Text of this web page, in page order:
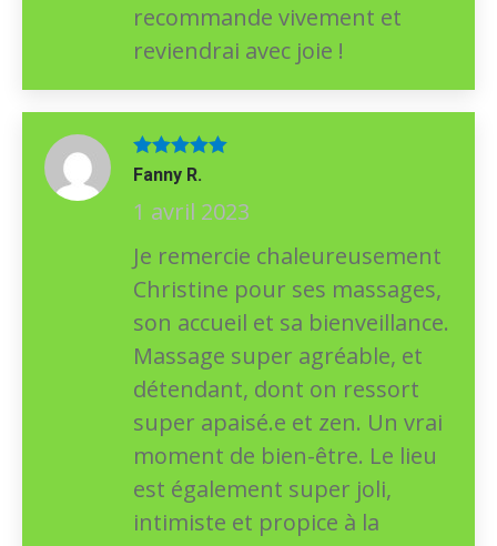
recommande vivement et
reviendrai avec joie !
Note5sur
Fanny R.
1 avril 2023
Je remercie chaleureusement
Christine pour ses massages,
son accueil et sa bienveillance.
Massage super agréable, et
détendant, dont on ressort
super apaisé.e et zen. Un vrai
moment de bien-être. Le lieu
est également super joli,
intimiste et propice à la